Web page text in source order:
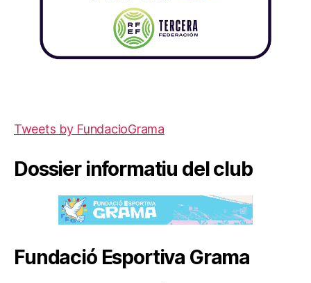
Tweets by FundacioGrama
Dossier informatiu del club
Fundació Esportiva Grama